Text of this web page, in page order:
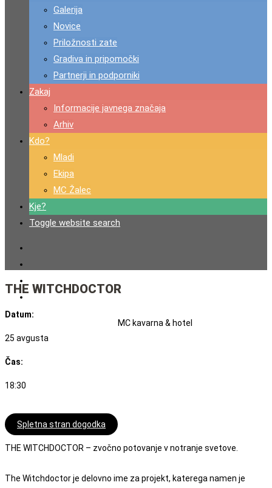
Galerija
Novice
Priložnosti zate
Gradiva in pripomočki
Partnerji in podporniki
Zakaj
Informacije javnega značaja
Arhiv
Kdo?
Mladi
Ekipa
MC Žalec
Kje?
Toggle website search
THE WITCHDOCTOR
Datum:
25 avgusta
Čas:
18:30
Spletna stran dogodka
MC kavarna & hotel
THE WITCHDOCTOR – zvočno potovanje v notranje svetove.
The Witchdoctor je delovno ime za projekt, katerega namen je